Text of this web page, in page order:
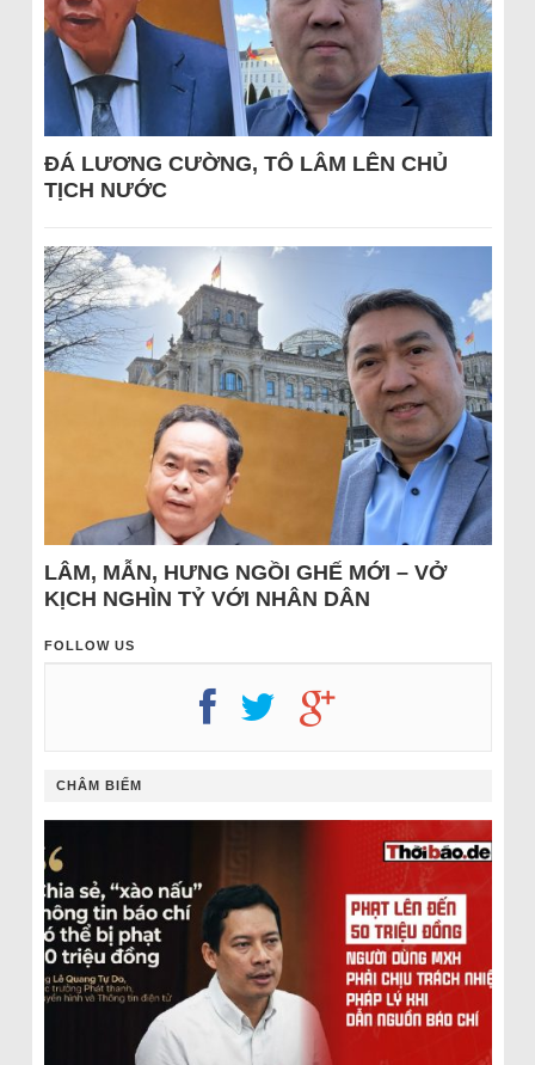
ĐÁ LƯƠNG CƯỜNG, TÔ LÂM LÊN CHỦ
TỊCH NƯỚC
LÂM, MẪN, HƯNG NGỒI GHẾ MỚI – VỞ
KỊCH NGHÌN TỶ VỚI NHÂN DÂN
FOLLOW US
CHÂM BIẾM